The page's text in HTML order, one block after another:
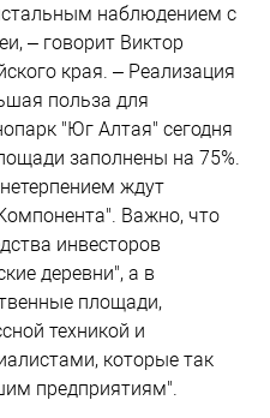
наблюдением с
– говорит Виктор
края. – Реализация
польза для
"Юг Алтая" сегодня
заполнены на 75%.
ждут
Важно, что
инвесторов
деревни", а в
площади,
техникой и
которые так
предприятиям".